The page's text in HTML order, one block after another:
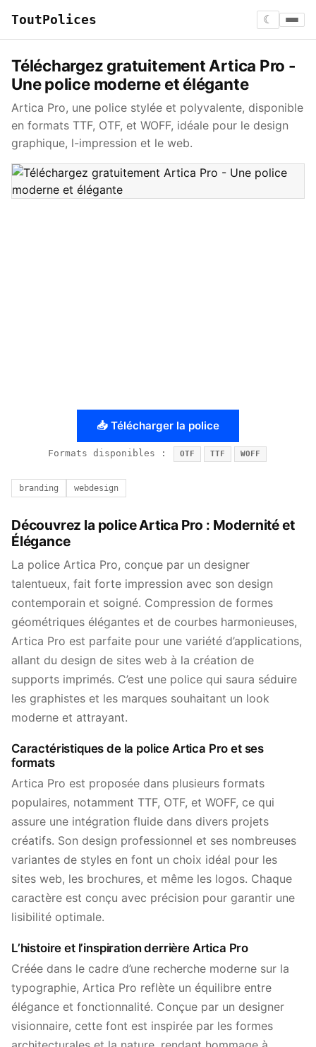
ToutPolices ☾
Téléchargez gratuitement Artica Pro -
Une police moderne et élégante
Artica Pro, une police stylée et polyvalente, disponible
en formats TTF, OTF, et WOFF, idéale pour le design
graphique, l-impression et le web.
📥 Télécharger la police
Formats disponibles : OTF TTF WOFF
branding webdesign
Découvrez la police Artica Pro : Modernité et
Élégance
La police Artica Pro, conçue par un designer
talentueux, fait forte impression avec son design
contemporain et soigné. Compression de formes
géométriques élégantes et de courbes harmonieuses,
Artica Pro est parfaite pour une variété d’applications,
allant du design de sites web à la création de
supports imprimés. C’est une police qui saura séduire
les graphistes et les marques souhaitant un look
moderne et attrayant.
Caractéristiques de la police Artica Pro et ses
formats
Artica Pro est proposée dans plusieurs formats
populaires, notamment TTF, OTF, et WOFF, ce qui
assure une intégration fluide dans divers projets
créatifs. Son design professionnel et ses nombreuses
variantes de styles en font un choix idéal pour les
sites web, les brochures, et même les logos. Chaque
caractère est conçu avec précision pour garantir une
lisibilité optimale.
L’histoire et l’inspiration derrière Artica Pro
Créée dans le cadre d’une recherche moderne sur la
typographie, Artica Pro reflète un équilibre entre
élégance et fonctionnalité. Conçue par un designer
visionnaire, cette font est inspirée par les formes